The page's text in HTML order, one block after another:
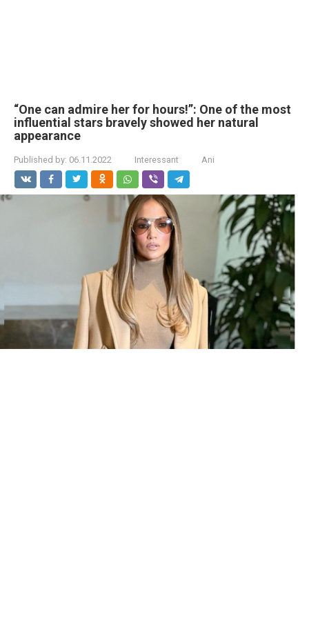
“One can admire her for hours!”: One of the most
influential stars bravely showed her natural
appearance
Published by: 06.11.2022 Interessant Ani